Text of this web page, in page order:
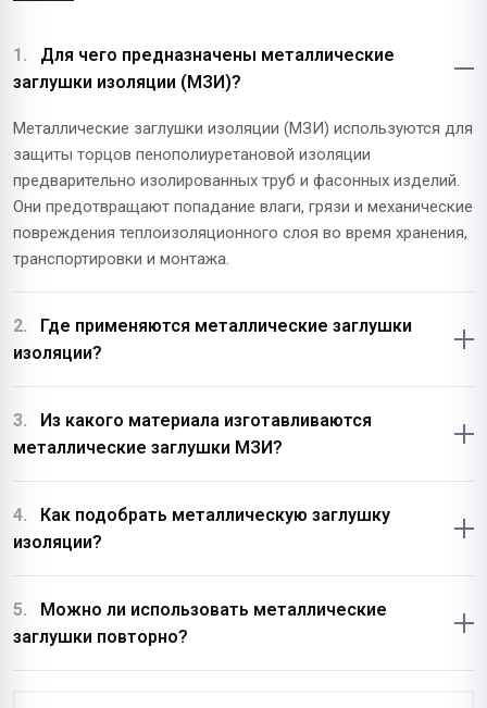
Для чего предназначены металлические
заглушки изоляции (МЗИ)?
Металлические заглушки изоляции (МЗИ) используются для
защиты торцов пенополиуретановой изоляции
предварительно изолированных труб и фасонных изделий.
Они предотвращают попадание влаги, грязи и механические
повреждения теплоизоляционного слоя во время хранения,
транспортировки и монтажа.
Где применяются металлические заглушки
изоляции?
Из какого материала изготавливаются
металлические заглушки МЗИ?
Как подобрать металлическую заглушку
изоляции?
Можно ли использовать металлические
заглушки повторно?